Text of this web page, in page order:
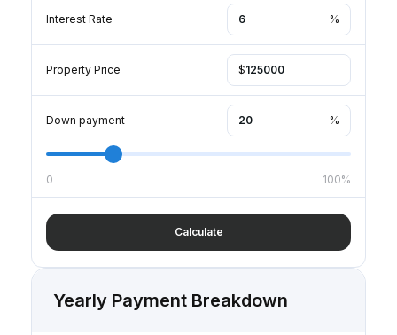
Interest Rate %
Property Price $
Down payment %
0 100%
Calculate
Yearly Payment Breakdown